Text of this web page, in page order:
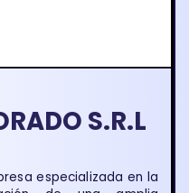
S.R.L
especializada en la